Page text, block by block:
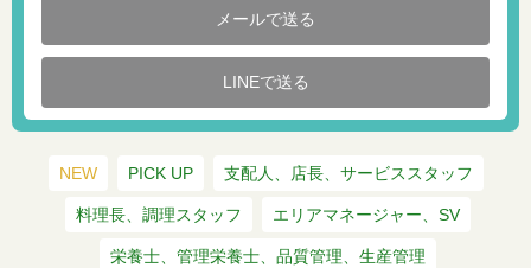
メールで送る
LINEで送る
NEW PICK UP 支配人、店長、サービススタッフ
料理長、調理スタッフ エリアマネージャー、SV
栄養士、管理栄養士、品質管理、生産管理